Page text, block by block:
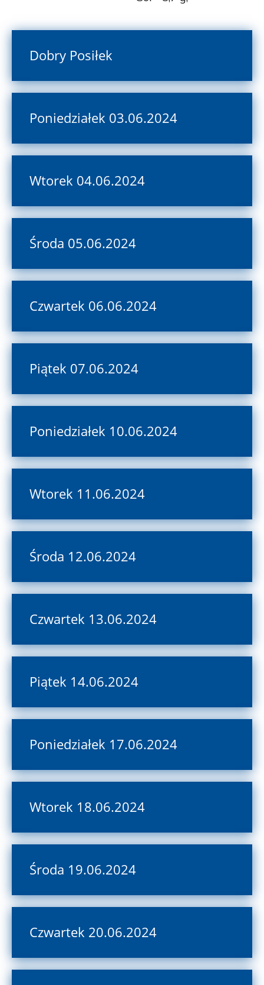
Dobry Posiłek
Poniedziałek 03.06.2024
Wtorek 04.06.2024
Środa 05.06.2024
Czwartek 06.06.2024
Piątek 07.06.2024
Poniedziałek 10.06.2024
Wtorek 11.06.2024
Środa 12.06.2024
Czwartek 13.06.2024
Piątek 14.06.2024
Poniedziałek 17.06.2024
Wtorek 18.06.2024
Środa 19.06.2024
Czwartek 20.06.2024